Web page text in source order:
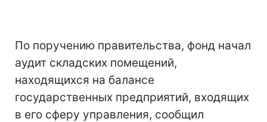
По поручению правительства, фонд начал
аудит складских помещений,
находящихся на балансе
государственных предприятий, входящих
в его сферу управления, сообщил